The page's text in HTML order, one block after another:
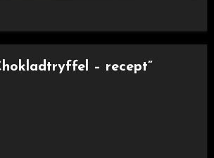
– recept”